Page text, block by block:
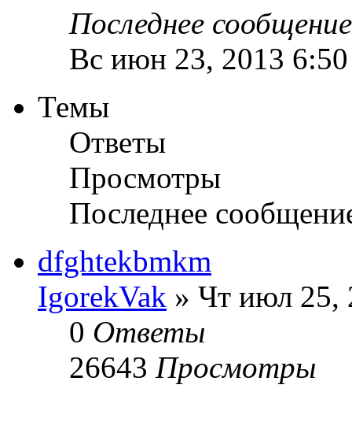
Последнее
Вс июн 23, 2013
Темы
Ответы
Просмотры
Последнее
dfghtekbmkm
IgorekVak » Чт июл 25,
0 Ответы
26643 Просмотры